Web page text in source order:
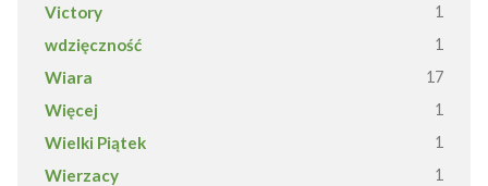
Victory 1
wdzięczność 1
Wiara 17
Więcej 1
Wielki Piątek 1
Wierzacy 1